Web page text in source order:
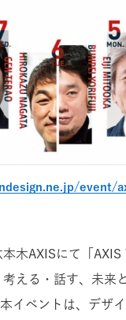
event/
木AXISにて「AXIS
考える・話す、未来
イベントは、デザ